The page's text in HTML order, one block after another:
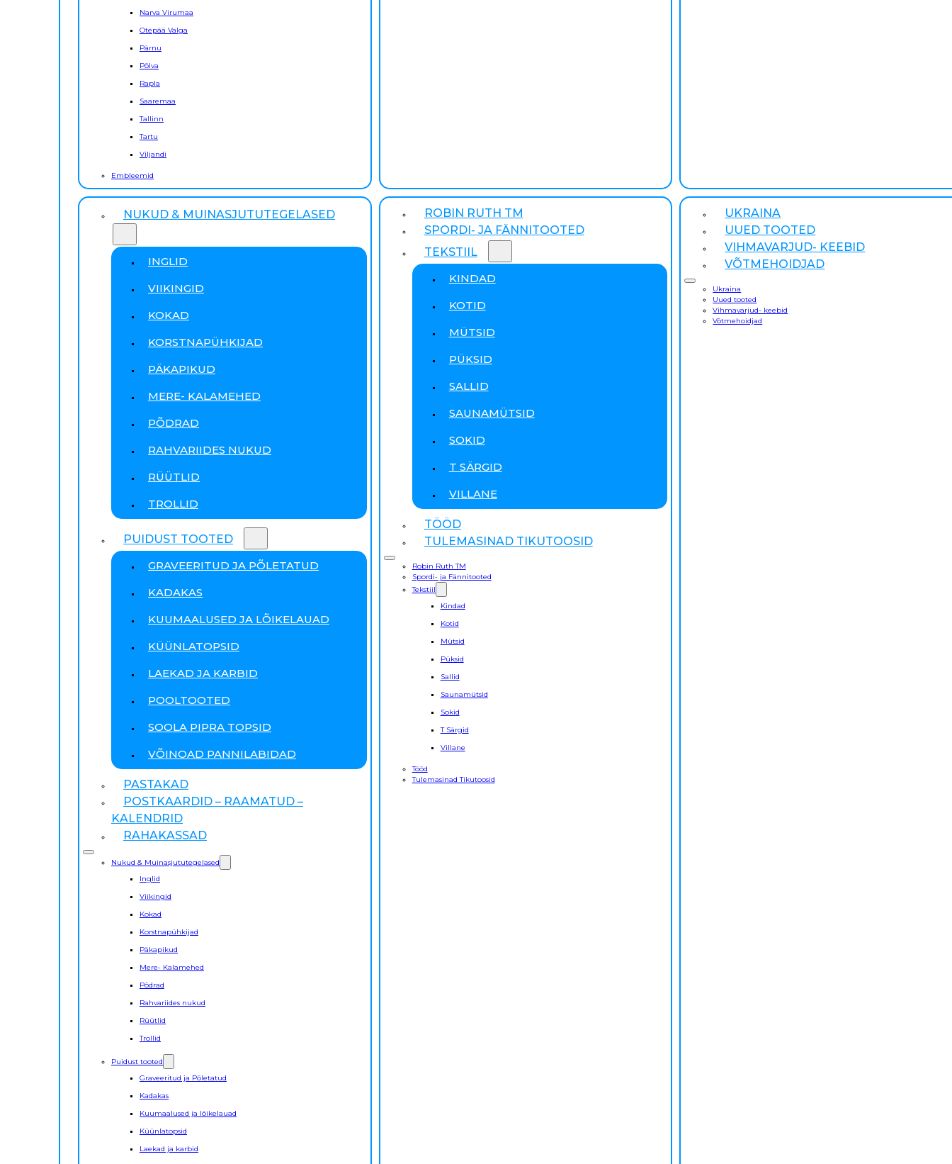
Narva Virumaa
Otepää Valga
Pärnu
Põlva
Rapla
Saaremaa
Tallinn
Tartu
Viljandi
Embleemid
NUKUD & MUINASJUTUTEGELASED
INGLID
VIIKINGID
KOKAD
KORSTNAPÜHKIJAD
PÄKAPIKUD
MERE- KALAMEHED
PÕDRAD
RAHVARIIDES NUKUD
RÜÜTLID
TROLLID
PUIDUST TOOTED
GRAVEERITUD JA PÕLETATUD
KADAKAS
KUUMAALUSED JA LÕIKELAUAD
KÜÜNLATOPSID
LAEKAD JA KARBID
POOLTOOTED
SOOLA PIPRA TOPSID
VÕINOAD PANNILABIDAD
PASTAKAD
POSTKAARDID – RAAMATUD –
KALENDRID
RAHAKASSAD
Nukud & Muinasjututegelased
Inglid
Viikingid
Kokad
Korstnapühkijad
Päkapikud
Mere- Kalamehed
Põdrad
Rahvariides nukud
Rüütlid
Trollid
Puidust tooted
Graveeritud ja Põletatud
Kadakas
Kuumaalused ja lõikelauad
Küünlatopsid
Laekad ja karbid
ROBIN RUTH TM
SPORDI- JA FÄNNITOOTED
TEKSTIIL
KINDAD
KOTID
MÜTSID
PÜKSID
SALLID
SAUNAMÜTSID
SOKID
T SÄRGID
VILLANE
TÖÖD
TULEMASINAD TIKUTOOSID
Robin Ruth TM
Spordi- ja Fännitooted
Tekstiil
Kindad
Kotid
Mütsid
Püksid
Sallid
Saunamütsid
Sokid
T Särgid
Villane
Tööd
Tulemasinad Tikutoosid
UKRAINA
UUED TOOTED
VIHMAVARJUD- KEEBID
VÕTMEHOIDJAD
Ukraina
Uued tooted
Vihmavarjud- keebid
Võtmehoidjad